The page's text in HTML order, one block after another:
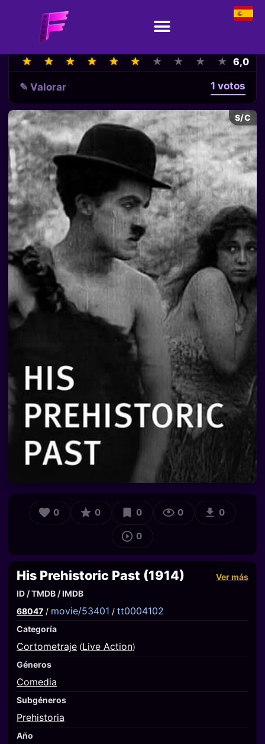
★
★ ★
★ ★
★ ★
★ ★
★ ★
★ ★
★ ★
★ ★
★ ★
★ 6,0
✎ Valorar 1 votos
S/C
0 0 0 0 0
0
His Prehistoric Past (1914)
Ver más
ID / TMDB / IMDB
68047 / movie/53401 / tt0004102
Categoría
Cortometraje (Live Action)
Géneros
Comedia
Subgéneros
Prehistoria
Año